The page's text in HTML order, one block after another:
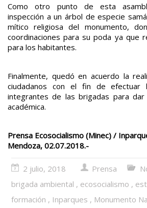
Como otro punto de esta
inspección a un árbol de especie
mítico religiosa del monumento,
coordinaciones para su poda ya que
para los habitantes.
Finalmente, quedó en acuerdo la
ciudadanos con el fin de efectuar
integrantes de las brigadas para dar
académica.
Prensa Ecosocialismo (Minec) /
Mendoza, 02.07.2018.-
2 julio, 2018 Prensa
brigada ambiental , ecosocialismo ,
formación , Inparques , Monumento